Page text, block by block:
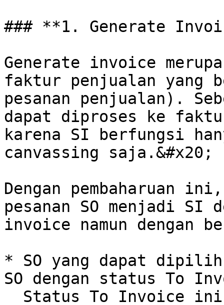
### **1. Generate
Generate invoice
faktur penjualan yang
pesanan penjualan).
dapat diproses ke
karena SI berfungsi
canvassing saja.&#x20;
Dengan pembaharuan
pesanan SO menjadi
invoice namun dengan
* SO yang dapat dipilih
SO dengan status To